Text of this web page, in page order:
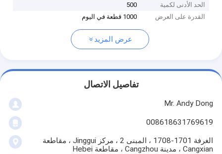
الحد الأدنى لكمية
500
القدرة على العرض
1000 قطعة في اليوم
عرض المزيد
تفاصيل الاتصال
Mr. Andy Dong
008618631769619
الغرفة 1701-1708 ، المبنى 2 ، مركز Jinggui ، مقاطعة
Cangxian ، مدينة Cangzhou ، مقاطعة Hebei